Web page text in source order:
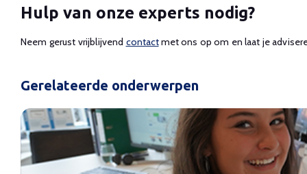
Hulp van onze experts nodig?
Neem gerust vrijblijvend contactmet ons op om en laat je
Gerelateerde onderwerpen